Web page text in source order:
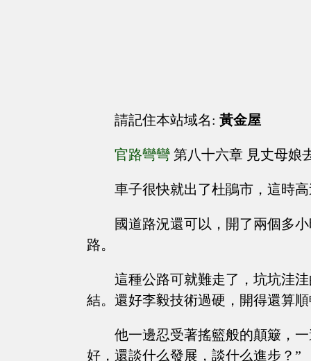
請記住本站域名: 黃金屋
官路彎彎 第八十六章 見丈母娘
車子很快就出了杜鵑市，這時
國道路況還可以，開了兩個多
路。
這種公路可就難走了，坑坑洼
結。還好李毅技術過硬，開得還算
他一邊忍受著搖籃般的顛簸，
好，還談什么發展，談什么進步？”